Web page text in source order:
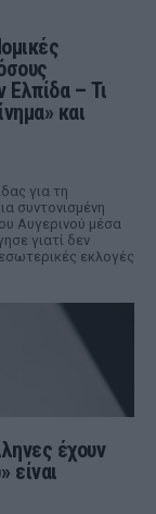
Ελπίδα – Τι
και
για τη
συντονισμένη
Αυγερινού μέσα
γιατί δεν
εκλογές
έχουν
είναι